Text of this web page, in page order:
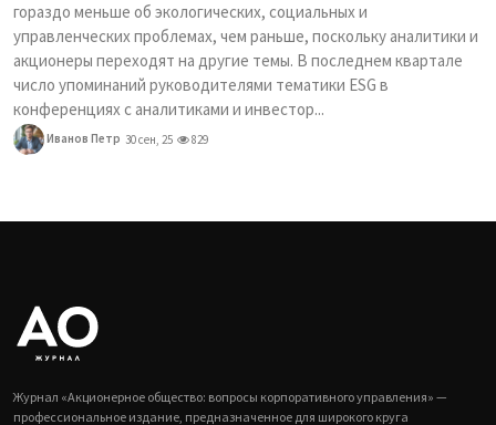
гораздо меньше об экологических, социальных и
управленческих проблемах, чем раньше, поскольку аналитики и
акционеры переходят на другие темы. В последнем квартале
число упоминаний руководителями тематики ESG в
конференциях с аналитиками и инвестор...
Иванов Петр 30 сен, 25 829
Журнал «Акционерное общество: вопросы корпоративного управления» —
профессиональное издание, предназначенное для широкого круга